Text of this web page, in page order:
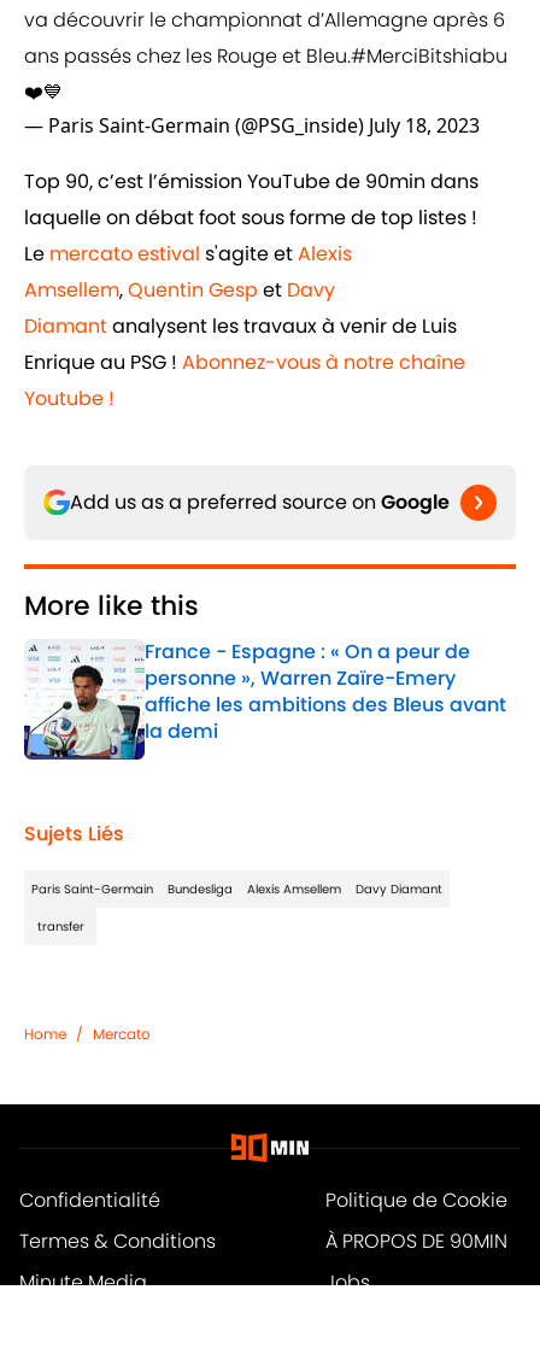
va découvrir le championnat d’Allemagne après 6
ans passés chez les Rouge et Bleu.#MerciBitshiabu
❤️💙
— Paris Saint-Germain (@PSG_inside) July 18, 2023
Top 90, c’est l’émission YouTube de 90min dans
laquelle on débat foot sous forme de top listes !
Le mercato estival s'agite etAlexis
Amsellem,Quentin Gesp et Davy
Diamantanalysent les travaux à venir de Luis
Enrique au PSG ! Abonnez-vous à notre chaîne
Youtube !
Add us as a preferred source on Google
More like this
France - Espagne : « On a peur de
personne », Warren Zaïre-Emery
affiche les ambitions des Bleus avant
la demi
Published by on Invalid Date
Sujets Liés
Paris Saint-Germain Bundesliga Alexis Amsellem Davy Diamant
transfer
Home / Mercato
Confidentialité
Politique de Cookie
Termes & Conditions
À PROPOS DE 90MIN
Minute Media
Jobs